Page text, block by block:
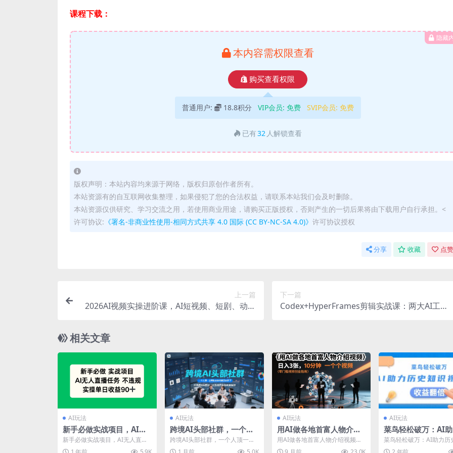
课程下载：
隐藏
本内容需权限查看
购买查看权限
普通用户: 18.8积分 VIP会员: 免费 SVIP会员: 免费
已有32 人解锁查看
版权声明：本站内容均来源于网络，版权归原创作者所有。
本站资源有的自互联网收集整理，如果侵犯了您的合法权益，请联系本站我们会及时删除。
本站资源仅供研究、学习交流之用，若使用商业用途，请购买正版授权，否则产生的一切后果将由下载用户自行承担。<
许可协议: 《署名-非商业性使用-相同方式共享 4.0 国际 (CC BY-NC-SA 4.0)》 许可协议授权
分享 收藏 点
上一篇
2026AI视频实操进阶课，AI短视频、短剧、动画
下一篇
Codex+HyperFrames剪辑实战课：两大AI工具
相关文章
AI玩法
新手必做实战项目，AI无
人直播任务 不违规，实操
单日收益90+
新手必做实战项目，AI无人直播
任务不违规，实操单日收益90+
AI玩法
跨境AI头部社群，一个人
顶一支团队的时代真正的
开始了，分享跨境AI前
跨境AI头部社群，一个人顶一支
团队的时代真正的开始了，分享
AI玩法
用AI做各地首富人物介绍
视频，日入3张，10分钟
一个视频
用AI做各地首富人物介绍视频，
日入3张，10分钟一个视频 项目
AI玩法
菜鸟轻松破万：AI
史知识视频创作，
倍【揭秘】
菜鸟轻松破万：AI助力历
视频创作，收益翻倍【揭